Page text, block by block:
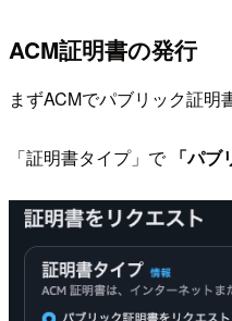
ACM証明書の発行
まずACMでパブリック証明
「証明書タイプ」で 「パ